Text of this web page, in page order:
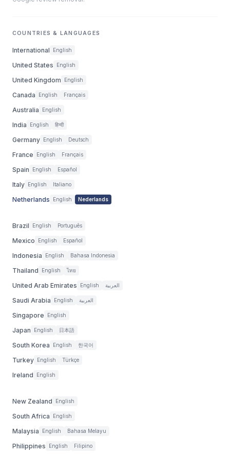
COUNTRIES & LANGUAGES
International English
United States English
United Kingdom English
Canada English Français
Australia English
India English हिन्दी
Germany English Deutsch
France English Français
Spain English Español
Italy English Italiano
Netherlands English Nederlands
Brazil English Português
Mexico English Español
Indonesia English Bahasa Indonesia
Thailand English ไทย
United Arab Emirates English العربية
Saudi Arabia English العربية
Singapore English
Japan English 日本語
South Korea English 한국어
Turkey English Türkçe
Ireland English
New Zealand English
South Africa English
Malaysia English Bahasa Melayu
Philippines English Filipino